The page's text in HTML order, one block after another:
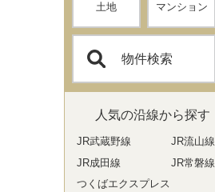
土地 マンション
物件検索
人気の沿線から探す
JR武蔵野線
JR流山線
JR成田線
JR常磐線
つくばエクスプレス